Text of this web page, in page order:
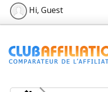
Hi, Guest